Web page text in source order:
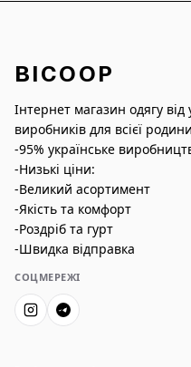
BICOOP
Інтернет магазин одягу від
виробників для всієї
-95% українське
-Низькі ціни:
-Великий асортимент
-Якість та комфорт
-Роздріб та гурт
-Швидка відправка
СОЦМЕРЕЖІ